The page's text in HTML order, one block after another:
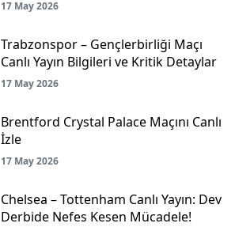
17 May 2026
Trabzonspor – Gençlerbirliği Maçı
Canlı Yayın Bilgileri ve Kritik Detaylar
17 May 2026
Brentford Crystal Palace Maçını Canlı
İzle
17 May 2026
Chelsea – Tottenham Canlı Yayın: Dev
Derbide Nefes Kesen Mücadele!